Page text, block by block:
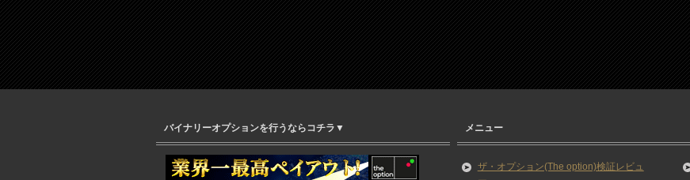
バイナリーオプションを行うならコチラ▼ メニュー
ザ・オプション(The option)検証レビュ